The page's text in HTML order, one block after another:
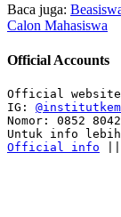
Baca juga:
Calon Mahasiswa
Official Accounts
Official
IG:
Nomor: 0852
Official info